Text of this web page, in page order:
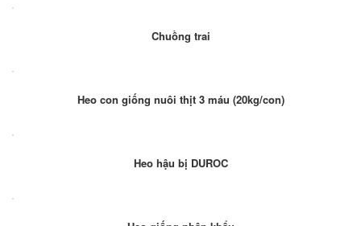
Chuồng trai
Heo con giống nuôi thịt 3 máu (20kg/con)
Heo hậu bị DUROC